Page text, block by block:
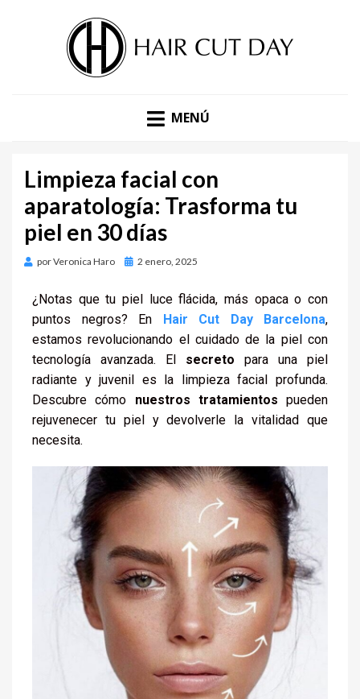
BLOG DE TENDENCIAS |
HAIR CUT DAY
ESTÉTICA Y MODA. BLOG DE HAIR CUT DAY.
MENÚ
Limpieza facial con
aparatología: Trasforma tu
piel en 30 días
porVeronica Haro 2 enero, 2025
¿Notas que tu piel luce flácida, más opaca o con
puntos negros? En
Hair Cut Day Barcelona,
estamos revolucionando el cuidado de la piel con
tecnología avanzada. El secreto para una piel
radiante y juvenil es la limpieza facial profunda.
Descubre cómo nuestros tratamientos pueden
rejuvenecer tu piel y devolverle la vitalidad que
necesita.